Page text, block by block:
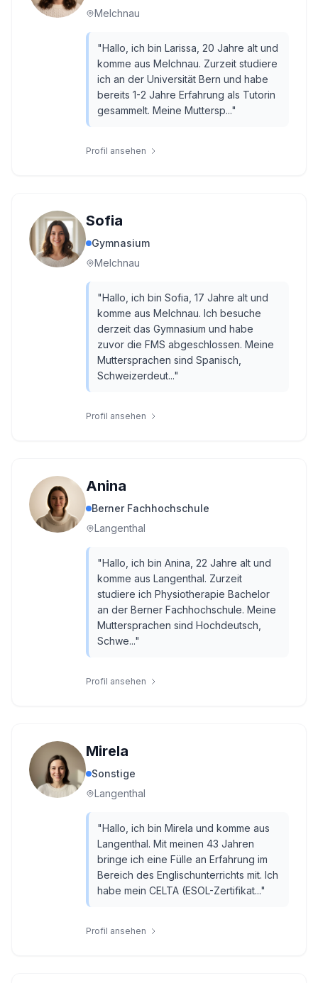
Melchnau
"Hallo, ich bin Larissa, 20 Jahre alt und
komme aus Melchnau. Zurzeit studiere
ich an der Universität Bern und habe
bereits 1-2 Jahre Erfahrung als Tutorin
gesammelt. Meine Muttersp..."
Profil ansehen
Sofia
Gymnasium
Melchnau
"Hallo, ich bin Sofia, 17 Jahre alt und
komme aus Melchnau. Ich besuche
derzeit das Gymnasium und habe
zuvor die FMS abgeschlossen. Meine
Muttersprachen sind Spanisch,
Schweizerdeut..."
Profil ansehen
Anina
Berner Fachhochschule
Langenthal
"Hallo, ich bin Anina, 22 Jahre alt und
komme aus Langenthal. Zurzeit
studiere ich Physiotherapie Bachelor
an der Berner Fachhochschule. Meine
Muttersprachen sind Hochdeutsch,
Schwe..."
Profil ansehen
Mirela
Sonstige
Langenthal
"Hallo, ich bin Mirela und komme aus
Langenthal. Mit meinen 43 Jahren
bringe ich eine Fülle an Erfahrung im
Bereich des Englischunterrichts mit. Ich
habe mein CELTA (ESOL-Zertifikat..."
Profil ansehen